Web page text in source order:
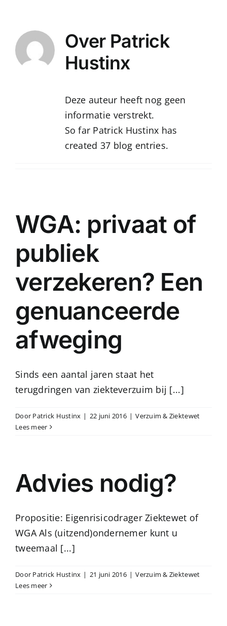
inhoud
Over Patrick
Hustinx
Deze auteur heeft nog geen
informatie verstrekt.
So far Patrick Hustinx has
created 37 blog entries.
WGA: privaat of
publiek
verzekeren? Een
genuanceerde
afweging
Sinds een aantal jaren staat het
terugdringen van ziekteverzuim bij [...]
Door Patrick Hustinx | 22 juni 2016 | Verzuim & Ziektewet
Lees meer
Advies nodig?
Propositie: Eigenrisicodrager Ziektewet of
WGA Als (uitzend)ondernemer kunt u
tweemaal [...]
Door Patrick Hustinx | 21 juni 2016 | Verzuim & Ziektewet
Lees meer